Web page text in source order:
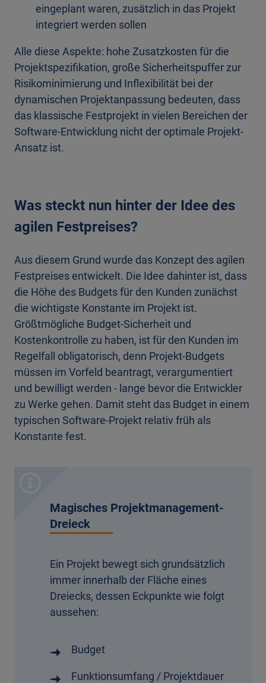
eingeplant waren, zusätzlich in das Projekt
integriert werden sollen
Alle diese Aspekte: hohe Zusatzkosten für die
Projektspezifikation, große Sicherheitspuffer zur
Risikominimierung und Inflexibilität bei der
dynamischen Projektanpassung bedeuten, dass
das klassische Festprojekt in vielen Bereichen der
Software-Entwicklung nicht der optimale Projekt-
Ansatz ist.
Was steckt nun hinter der Idee des
agilen Festpreises?
Aus diesem Grund wurde das Konzept des agilen
Festpreises entwickelt. Die Idee dahinter ist, dass
die Höhe des Budgets für den Kunden zunächst
die wichtigste Konstante im Projekt ist.
Größtmögliche Budget-Sicherheit und
Kostenkontrolle zu haben, ist für den Kunden im
Regelfall obligatorisch, denn Projekt-Budgets
müssen im Vorfeld beantragt, verargumentiert
und bewilligt werden - lange bevor die Entwickler
zu Werke gehen. Damit steht das Budget in einem
typischen Software-Projekt relativ früh als
Konstante fest.
Magisches Projektmanagement-
Dreieck
Ein Projekt bewegt sich grundsätzlich
immer innerhalb der Fläche eines
Dreiecks, dessen Eckpunkte wie folgt
aussehen:
Budget
Funktionsumfang / Projektdauer